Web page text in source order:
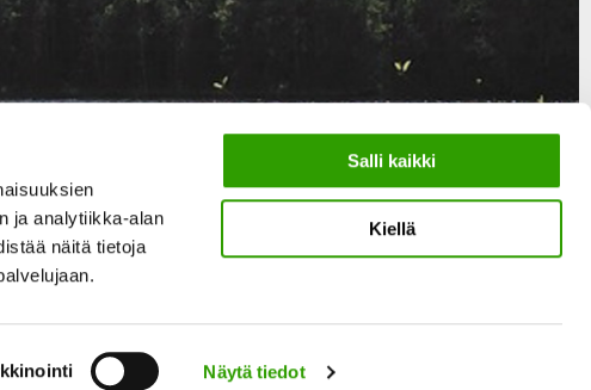
ja analytiikka-alan
näitä tietoja
Näytä tiedot
Salli kaikki
Kiellä